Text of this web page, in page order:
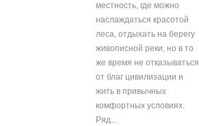
местность, где можно
наслаждаться красотой
леса, отдыхать на берегу
живописной реки, но в то
же время не отказываться
от благ цивилизации и
жить в привычных
комфортных условиях.
Ряд...